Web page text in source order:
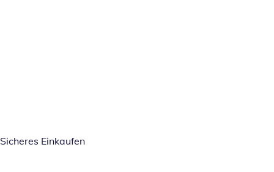
Sicheres Einkaufen